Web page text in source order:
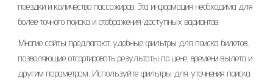
поездки и количество пассажиров. Эта информация необходима для
более точного поиска и отображения доступных вариантов.
Многие сайты предлагают удобные фильтры для поиска билетов‚
позволяющие отсортировать результаты по цене‚ времени вылета и
другим параметрам. Используйте фильтры для уточнения поиска